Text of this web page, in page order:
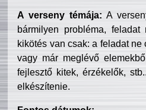
A verseny témája: A
bármilyen probléma, feladat
kikötés van csak: a feladat
vagy már meglévő
fejlesztő kitek, érzékelők,
elkészítenie.